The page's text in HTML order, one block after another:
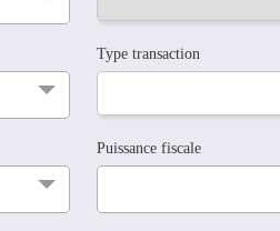
Type transaction
Puissance fiscale